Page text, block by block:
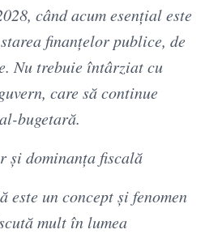
când acum esențial este
finanțelor publice, de
Nu trebuie întârziat cu
care să continue
bugetară.
și dominanța fiscală
este un concept și fenomen
mult în lumea